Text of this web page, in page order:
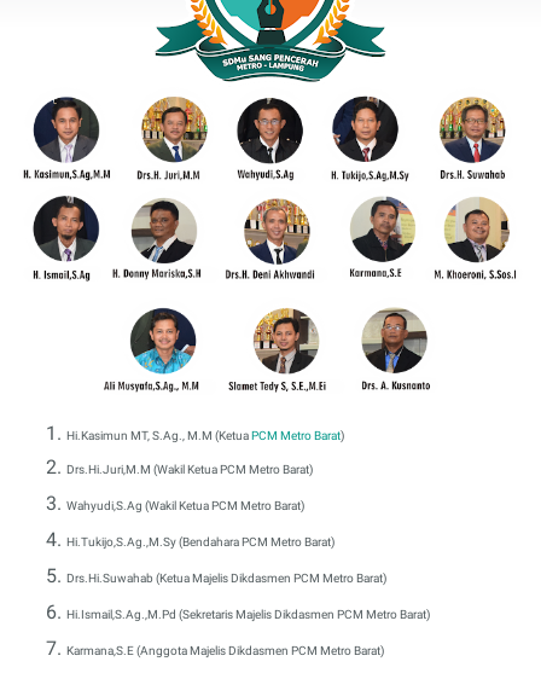
Hi.Kasimun MT, S.Ag., M.M (KetuaPCM Metro Barat)
Drs.Hi.Juri,M.M (Wakil Ketua PCM Metro Barat)
Wahyudi,S.Ag (Wakil Ketua PCM Metro Barat)
Hi.Tukijo,S.Ag.,M.Sy (Bendahara PCM Metro Barat)
Drs.Hi.Suwahab (Ketua Majelis Dikdasmen PCM Metro Barat)
Hi.Ismail,S.Ag.,M.Pd (Sekretaris Majelis Dikdasmen PCM Metro Barat)
Karmana,S.E (Anggota Majelis Dikdasmen PCM Metro Barat)